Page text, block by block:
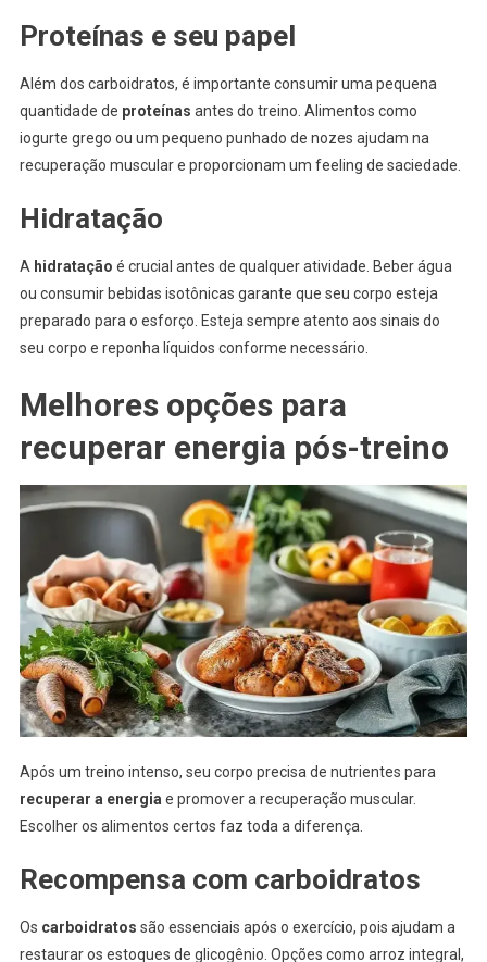
Proteínas e seu papel
Além dos carboidratos, é importante consumir uma pequena
quantidade de proteínas antes do treino. Alimentos como
iogurte grego ou um pequeno punhado de nozes ajudam na
recuperação muscular e proporcionam um feeling de saciedade.
Hidratação
A hidratação é crucial antes de qualquer atividade. Beber água
ou consumir bebidas isotônicas garante que seu corpo esteja
preparado para o esforço. Esteja sempre atento aos sinais do
seu corpo e reponha líquidos conforme necessário.
Melhores opções para
recuperar energia pós-treino
Após um treino intenso, seu corpo precisa de nutrientes para
recuperar a energia e promover a recuperação muscular.
Escolher os alimentos certos faz toda a diferença.
Recompensa com carboidratos
Os carboidratos são essenciais após o exercício, pois ajudam a
restaurar os estoques de glicogênio. Opções como arroz integral,